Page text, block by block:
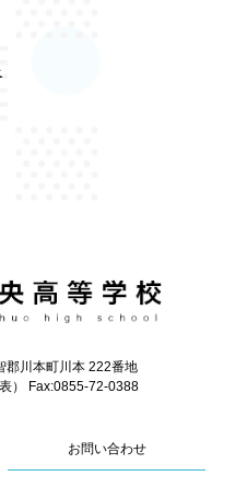
郡川本町川本 222番地
） Fax:0855-72-0388
お問い合わせ